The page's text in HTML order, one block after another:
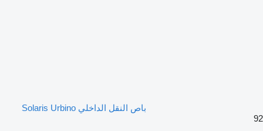
باص النقل الداخلي Solaris Urbino
92